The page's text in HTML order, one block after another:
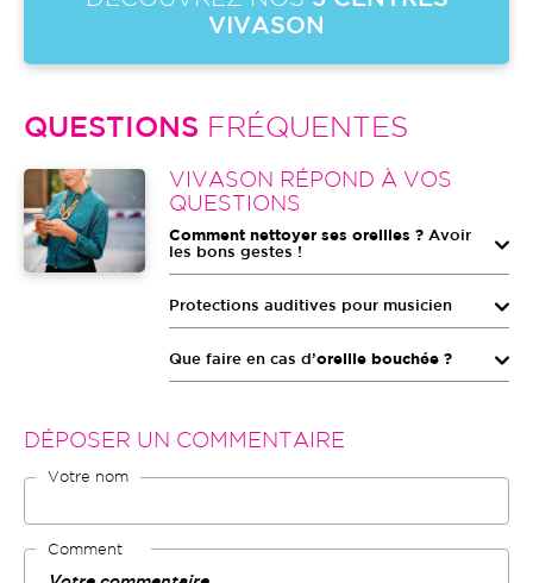
VIVASON
QUESTIONS FRÉQUENTES
Image
VIVASON RÉPOND À VOS
QUESTIONS
Comment nettoyer ses oreilles ? Avoir
les bons gestes !
Protections auditives pour musicien
Que faire en cas d’oreille bouchée ?
DÉPOSER UN COMMENTAIRE
Votre nom
Comment